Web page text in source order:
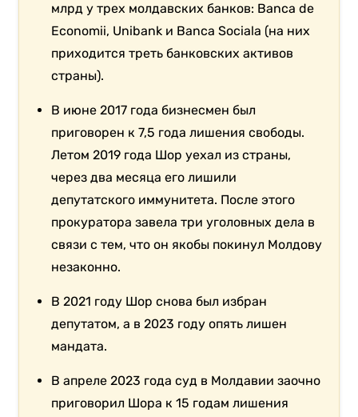
млрд у трех молдавских банков: Banca de
Economii, Unibank и Banca Sociala (на них
приходится треть банковских активов
страны).
В июне 2017 года бизнесмен был
приговорен к 7,5 года лишения свободы.
Летом 2019 года Шор уехал из страны,
через два месяца его лишили
депутатского иммунитета. После этого
прокуратора завела три уголовных дела в
связи с тем, что он якобы покинул Молдову
незаконно.
В 2021 году Шор снова был избран
депутатом, а в 2023 году опять лишен
мандата.
В апреле 2023 года суд в Молдавии заочно
приговорил Шора к 15 годам лишения